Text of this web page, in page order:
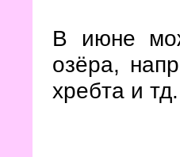
В июне
озёра,
хребта и